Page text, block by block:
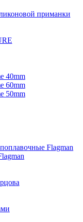
приманки
40mm
60mm
50mm
Flagman